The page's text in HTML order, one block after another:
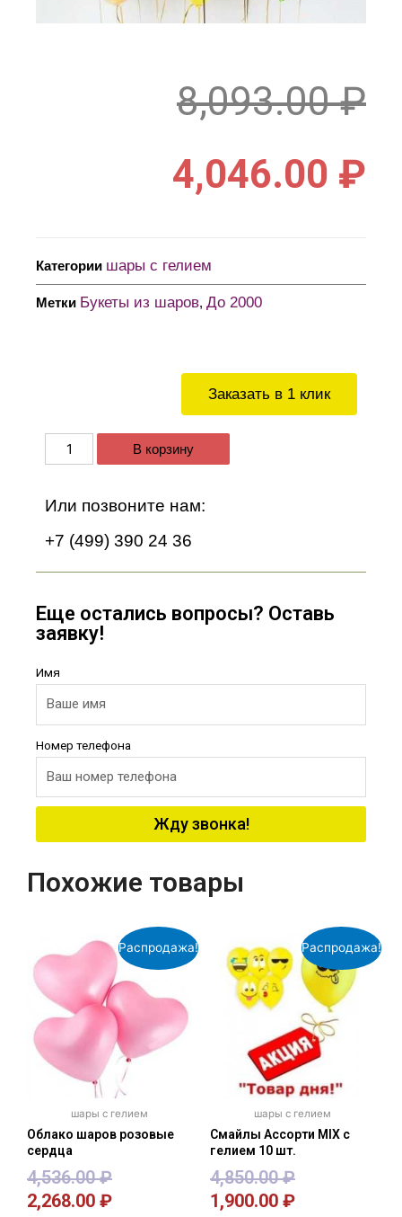
Заказать в 1 клик
В корзину
Или позвоните нам:
+7 (499) 390 24 36
Еще остались вопросы? Оставь
заявку!
Имя
Номер телефона
Жду звонка!
8,093.00₽
4,046.00 ₽
Категории шары с гелием
Метки Букеты из шаров, До 2000
Похожие товары
Распродажа!
шары с гелием
Облако шаров розовые
сердца
4,536.00₽
2,268.00 ₽
Распродажа!
шары с гелием
Смайлы Ассорти MIX с
гелием 10 шт.
4,850.00₽
1,900.00 ₽